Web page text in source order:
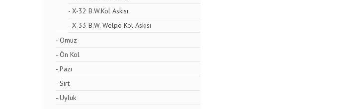
- X-32 B.W.Kol Askısı
- X-33 B.W. Welpo Kol Askısı
- Omuz
- Ön Kol
- Pazı
- Sırt
- Uyluk